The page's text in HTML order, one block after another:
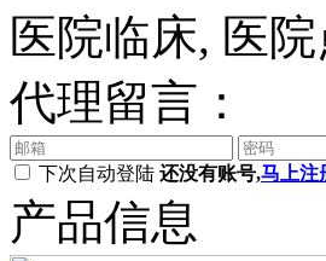
医院临床, 医
代理留言：
下次自动登陆 还没有账号,马上注
产品信息